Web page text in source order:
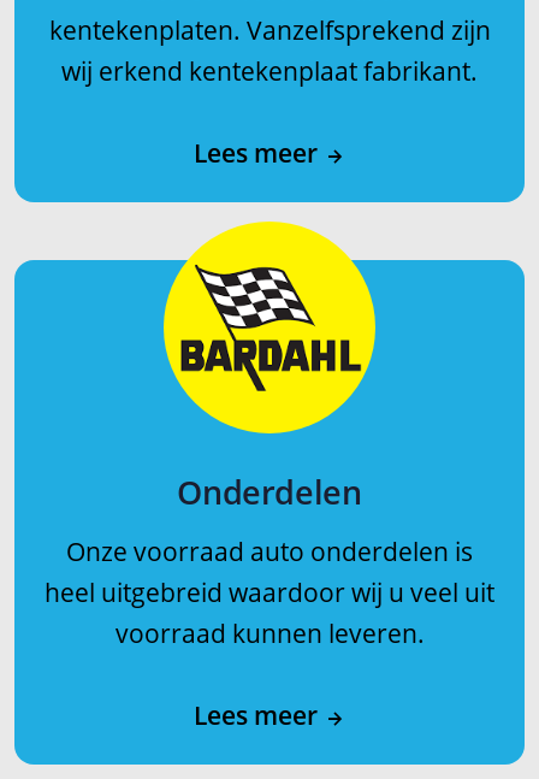
kentekenplaten. Vanzelfsprekend zijn
wij erkend kentekenplaat fabrikant.
Lees meer
Onderdelen
Onze voorraad auto onderdelen is
heel uitgebreid waardoor wij u veel uit
voorraad kunnen leveren.
Lees meer